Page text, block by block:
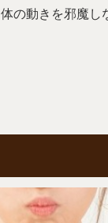
の動きを邪魔